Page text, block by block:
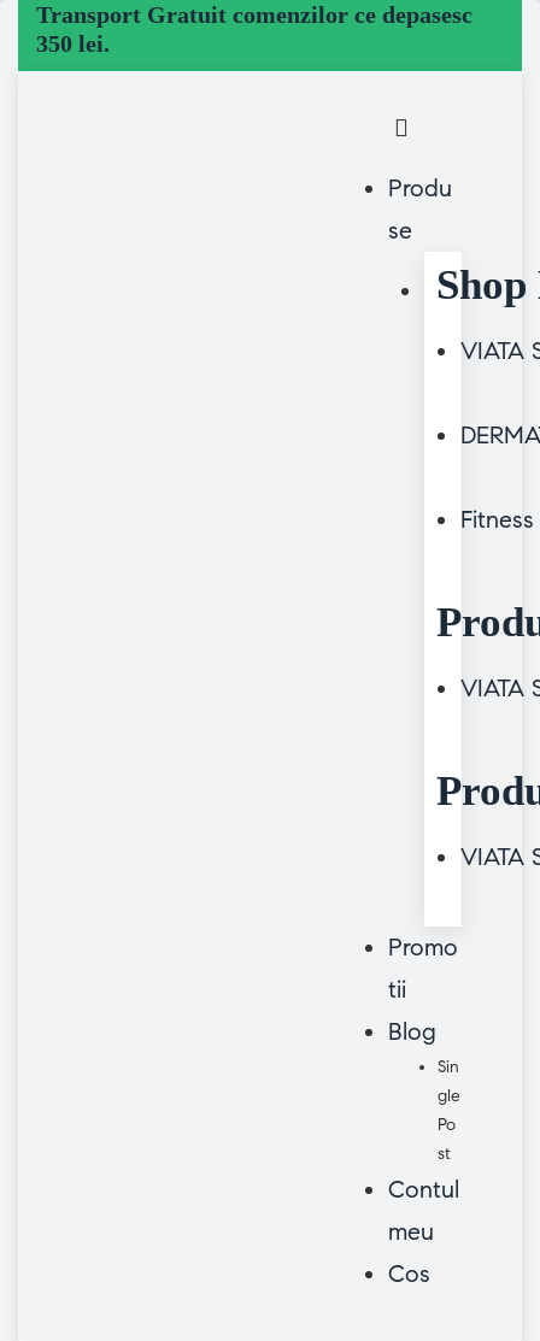
Transport Gratuit comenzilor ce depasesc
350 lei.
Produ
se
VIATA
Fitness
VIATA
VIATA
Promo
tii
Blog
Sin
gle
Po
st
Contul
meu
Cos